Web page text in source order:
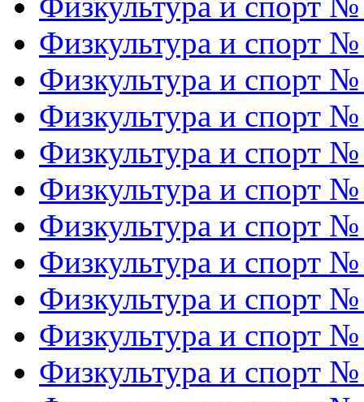
Физкультура и спорт
Физкультура и спорт
Физкультура и спорт
Физкультура и спорт
Физкультура и спорт
Физкультура и спорт
Физкультура и спорт
Физкультура и спорт
Физкультура и спорт
Физкультура и спорт